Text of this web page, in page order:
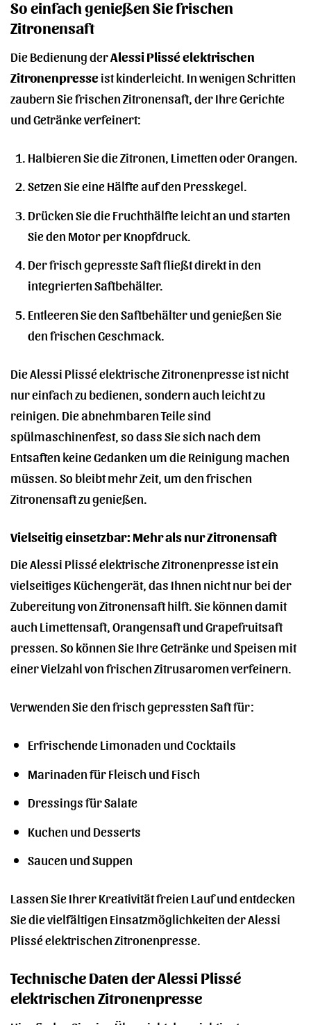
So einfach genießen Sie frischen
Zitronensaft
Die Bedienung derAlessi Plissé elektrischen
Zitronenpresseist kinderleicht. In wenigen Schritten
zaubern Sie frischen Zitronensaft, der Ihre Gerichte
und Getränke verfeinert:
Halbieren Sie die Zitronen, Limetten oder Orangen.
Setzen Sie eine Hälfte auf den Presskegel.
Drücken Sie die Fruchthälfte leicht an und starten
Sie den Motor per Knopfdruck.
Der frisch gepresste Saft fließt direkt in den
integrierten Saftbehälter.
Entleeren Sie den Saftbehälter und genießen Sie
den frischen Geschmack.
Die Alessi Plissé elektrische Zitronenpresse ist nicht
nur einfach zu bedienen, sondern auch leicht zu
reinigen. Die abnehmbaren Teile sind
spülmaschinenfest, so dass Sie sich nach dem
Entsaften keine Gedanken um die Reinigung machen
müssen. So bleibt mehr Zeit, um den frischen
Zitronensaft zu genießen.
Vielseitig einsetzbar: Mehr als nur Zitronensaft
Die Alessi Plissé elektrische Zitronenpresse ist ein
vielseitiges Küchengerät, das Ihnen nicht nur bei der
Zubereitung von Zitronensaft hilft. Sie können damit
auch Limettensaft, Orangensaft und Grapefruitsaft
pressen. So können Sie Ihre Getränke und Speisen mit
einer Vielzahl von frischen Zitrusaromen verfeinern.
Verwenden Sie den frisch gepressten Saft für:
Erfrischende Limonaden und Cocktails
Marinaden für Fleisch und Fisch
Dressings für Salate
Kuchen und Desserts
Saucen und Suppen
Lassen Sie Ihrer Kreativität freien Lauf und entdecken
Sie die vielfältigen Einsatzmöglichkeiten der Alessi
Plissé elektrischen Zitronenpresse.
Technische Daten der Alessi Plissé
elektrischen Zitronenpresse